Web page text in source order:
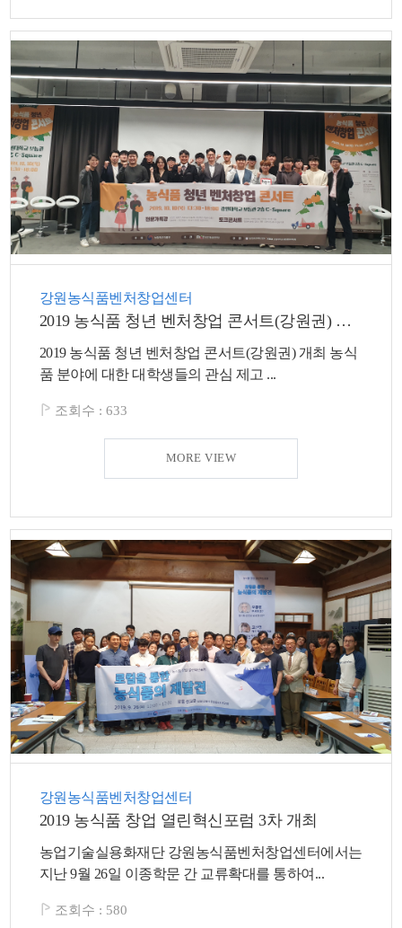
강원농식품벤처창업센터
2019 농식품 청년 벤처창업 콘서트(강원권) 개최
2019 농식품 청년 벤처창업 콘서트(강원권) 개최 농식
품 분야에 대한 대학생들의 관심 제고 ...
조회수 : 633
MORE VIEW
강원농식품벤처창업센터
2019 농식품 창업 열린혁신포럼 3차 개최
농업기술실용화재단 강원농식품벤처창업센터에서는
지난 9월 26일 이종학문 간 교류확대를 통하여...
조회수 : 580